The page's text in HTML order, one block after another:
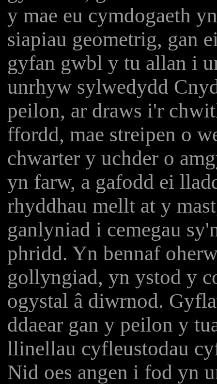
y mae eu cymdogaeth
siapiau geometrig, gan
gyfan gwbl y tu allan i
unrhyw sylwedydd
peilon, ar draws i'r
ffordd, mae streipen o
chwarter y uchder o
yn farw, a gafodd ei
rhyddhau mellt at y
ganlyniad i cemegau
phridd. Yn bennaf
gollyngiad, yn ystod y
ogystal â diwrnod.
ddaear gan y peilon y
llinellau cyfleustodau
Nid oes angen i fod yn